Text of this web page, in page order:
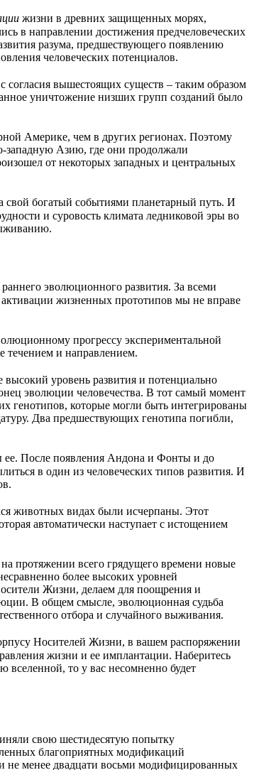
жизни в древних защищенных морях,
в направлении достижения предчеловеческих
разума, предшествующего появлению
человеческих потенциалов.
согласия вышестоящих существ – таким образом
уничтожение низших групп созданий было
Америке, чем в других регионах. Поэтому
западную Азию, где они продолжали
от некоторых западных и центральных
свой богатый событиями планетарный путь. И
и суровость климата ледниковой эры во
эволюционного развития. За всеми
жизненных прототипов мы не вправе
прогрессу экспериментальной
течением и направлением.
уровень развития и потенциально
эволюции человечества. В тот самый момент
генотипов, которые могли быть интегрированы
Два предшествующих генотипа погибли,
ее. После появления Андона и Фонты и до
в один из человеческих типов развития. И
животных видах были исчерпаны. Этот
автоматически наступает с истощением
протяжении всего грядущего времени новые
более высоких уровней
Жизни, делаем для поощрения и
В общем смысле, эволюционная судьба
отбора и случайного выживания.
Носителей Жизни, в вашем распоряжении
жизни и ее имплантации. Наберитесь
вселенной, то у вас несомненно будет
свою шестидесятую попытку
благоприятных модификаций
не менее двадцати восьми модифицированных